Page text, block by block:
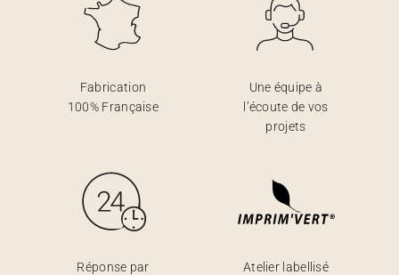
Fabrication
100% Française
Une équipe à
l’écoute de vos
projets
Réponse par
Atelier labellisé